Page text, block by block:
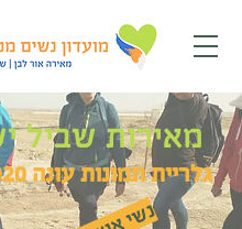
מאירות שביל
גלריית תמונות עונה